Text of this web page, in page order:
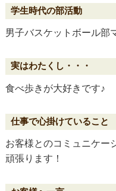
男子バスケットボール部
食べ歩きが大好きです♪
お客様とのコミュニケー
頑張ります！